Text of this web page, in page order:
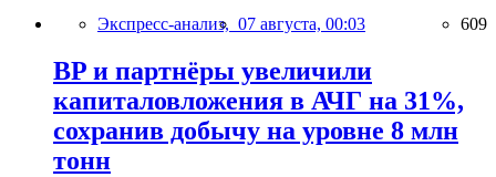
Экспресс-анализ, 07 августа, 00:03 609
BP и партнёры увеличили
капиталовложения в АЧГ на 31%,
сохранив добычу на уровне 8 млн
тонн